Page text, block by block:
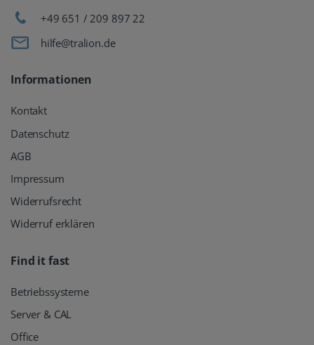
+49 651 / 209 897 22
hilfe@tralion.de
Informationen
Kontakt
Datenschutz
AGB
Impressum
Widerrufsrecht
Widerruf erklären
Find it fast
Betriebssysteme
Server & CAL
Office